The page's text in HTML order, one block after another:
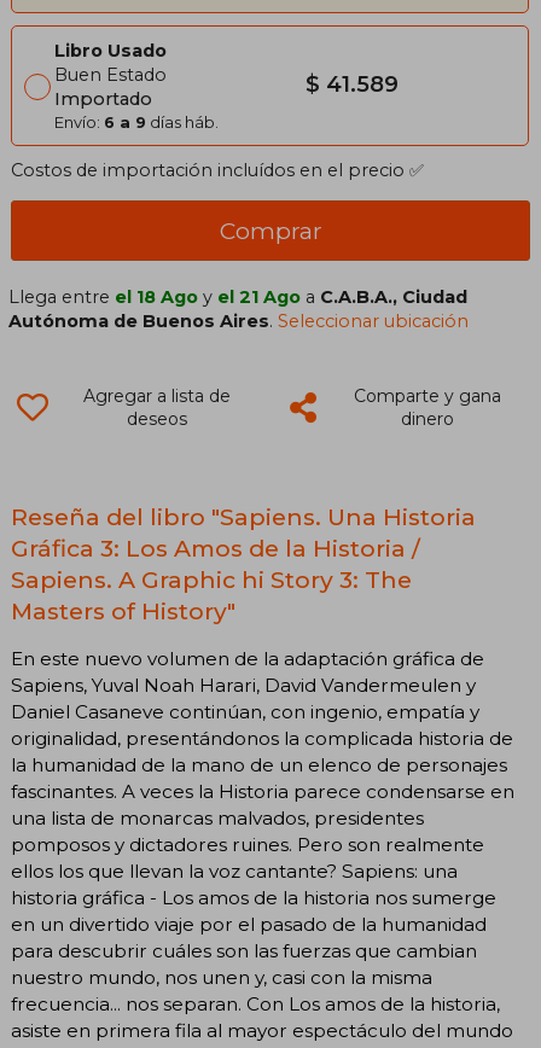
Libro Usado
Buen Estado
Importado
Envío: 6 a 9 días háb.
$ 41.589
Costos de importación incluídos en el precio ✅
Comprar
Llega entre el 18 Ago y el 21 Ago a C.A.B.A., Ciudad
Autónoma de Buenos Aires.Seleccionar ubicación
Agregar a lista de
deseos
Comparte y gana
dinero
Reseña del libro "Sapiens. Una Historia
Gráfica 3: Los Amos de la Historia /
Sapiens. A Graphic hi Story 3: The
Masters of History"
En este nuevo volumen de la adaptación gráfica de
Sapiens, Yuval Noah Harari, David Vandermeulen y
Daniel Casaneve continúan, con ingenio, empatía y
originalidad, presentándonos la complicada historia de
la humanidad de la mano de un elenco de personajes
fascinantes. A veces la Historia parece condensarse en
una lista de monarcas malvados, presidentes
pomposos y dictadores ruines. Pero son realmente
ellos los que llevan la voz cantante? Sapiens: una
historia gráfica - Los amos de la historia nos sumerge
en un divertido viaje por el pasado de la humanidad
para descubrir cuáles son las fuerzas que cambian
nuestro mundo, nos unen y, casi con la misma
frecuencia... nos separan. Con Los amos de la historia,
asiste en primera fila al mayor espectáculo del mundo